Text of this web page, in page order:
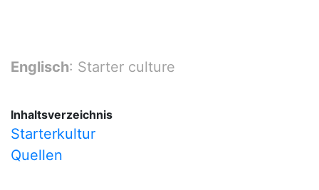
Englisch: Starter culture
Inhaltsverzeichnis
Starterkultur
Quellen